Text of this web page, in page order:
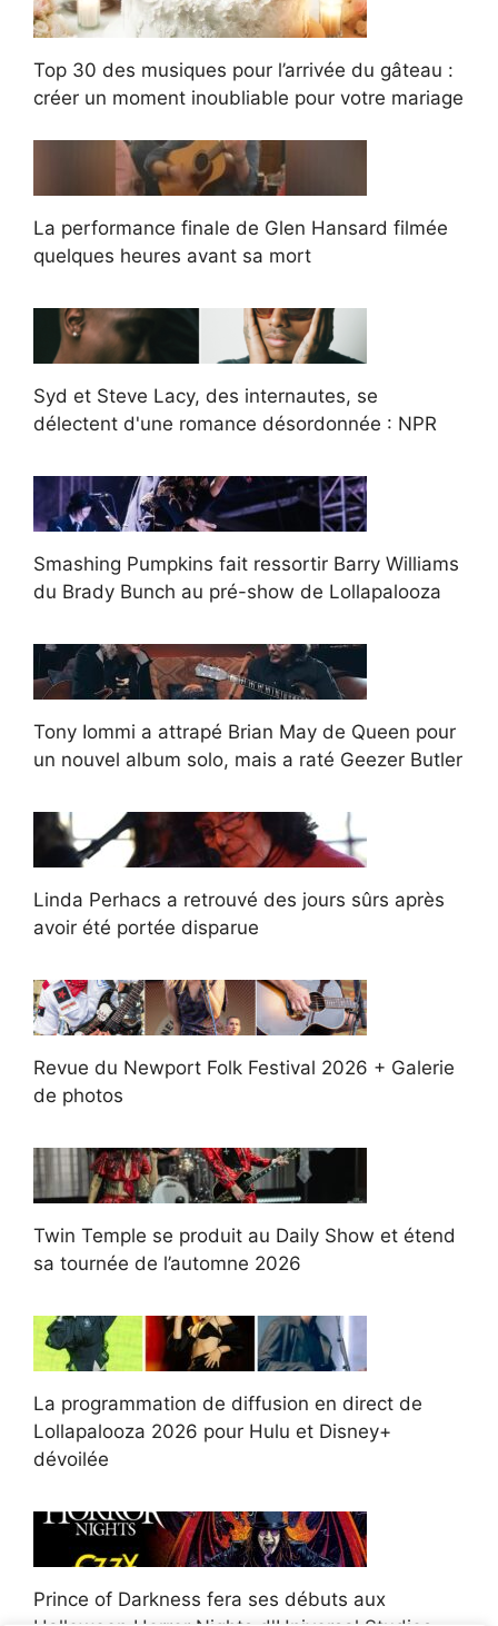
Top 30 des musiques pour l’arrivée du gâteau :
créer un moment inoubliable pour votre mariage
La performance finale de Glen Hansard filmée
quelques heures avant sa mort
Syd et Steve Lacy, des internautes, se
délectent d'une romance désordonnée : NPR
Smashing Pumpkins fait ressortir Barry Williams
du Brady Bunch au pré-show de Lollapalooza
Tony Iommi a attrapé Brian May de Queen pour
un nouvel album solo, mais a raté Geezer Butler
Linda Perhacs a retrouvé des jours sûrs après
avoir été portée disparue
Revue du Newport Folk Festival 2026 + Galerie
de photos
Twin Temple se produit au Daily Show et étend
sa tournée de l’automne 2026
La programmation de diffusion en direct de
Lollapalooza 2026 pour Hulu et Disney+
dévoilée
Prince of Darkness fera ses débuts aux